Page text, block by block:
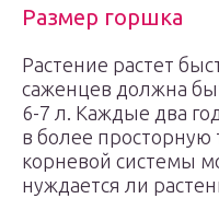
Размер горшка
Растение растет
саженцев должна
6-7 л. Каждые два
в более просторную
корневой системы
нуждается ли